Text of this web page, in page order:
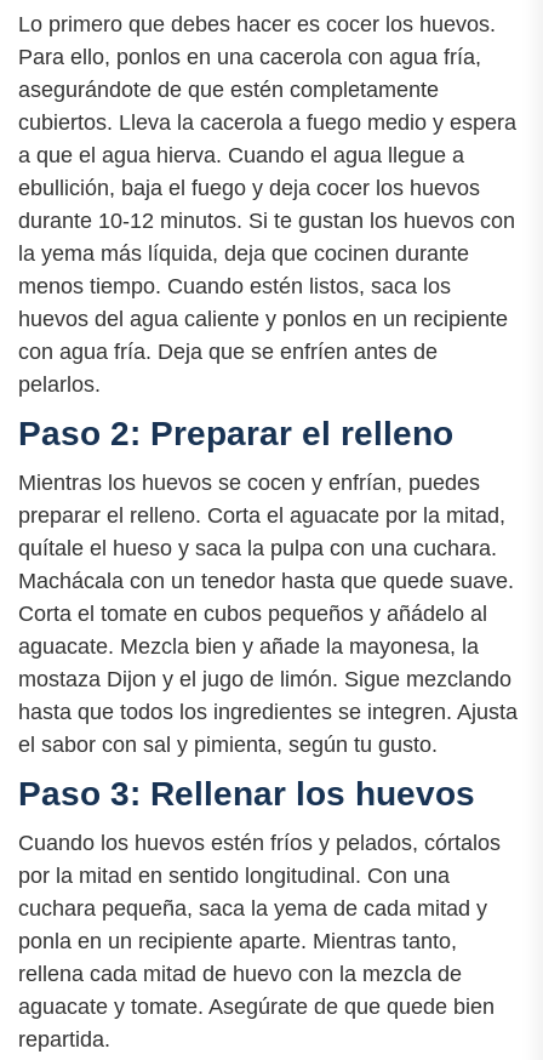
Lo primero que debes hacer es cocer los huevos.
Para ello, ponlos en una cacerola con agua fría,
asegurándote de que estén completamente
cubiertos. Lleva la cacerola a fuego medio y espera
a que el agua hierva. Cuando el agua llegue a
ebullición, baja el fuego y deja cocer los huevos
durante 10-12 minutos. Si te gustan los huevos con
la yema más líquida, deja que cocinen durante
menos tiempo. Cuando estén listos, saca los
huevos del agua caliente y ponlos en un recipiente
con agua fría. Deja que se enfríen antes de
pelarlos.
Paso 2: Preparar el relleno
Mientras los huevos se cocen y enfrían, puedes
preparar el relleno. Corta el aguacate por la mitad,
quítale el hueso y saca la pulpa con una cuchara.
Machácala con un tenedor hasta que quede suave.
Corta el tomate en cubos pequeños y añádelo al
aguacate. Mezcla bien y añade la mayonesa, la
mostaza Dijon y el jugo de limón. Sigue mezclando
hasta que todos los ingredientes se integren. Ajusta
el sabor con sal y pimienta, según tu gusto.
Paso 3: Rellenar los huevos
Cuando los huevos estén fríos y pelados, córtalos
por la mitad en sentido longitudinal. Con una
cuchara pequeña, saca la yema de cada mitad y
ponla en un recipiente aparte. Mientras tanto,
rellena cada mitad de huevo con la mezcla de
aguacate y tomate. Asegúrate de que quede bien
repartida.